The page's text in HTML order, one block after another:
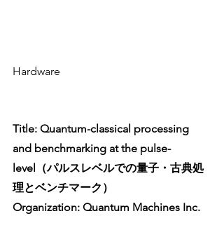
Hardware
Title: Quantum-classical processing
and benchmarking at the pulse-
level（パルスレベルでの量子・古典処
理とベンチマーク）
Organization: Quantum Machines Inc.